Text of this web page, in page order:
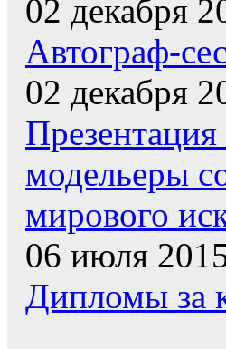
02 декабря
Автограф-
02 декабря
модельеры
мирового
06 июля
Дипломы за